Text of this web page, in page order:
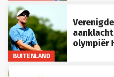
BUITENLAND
olympiër